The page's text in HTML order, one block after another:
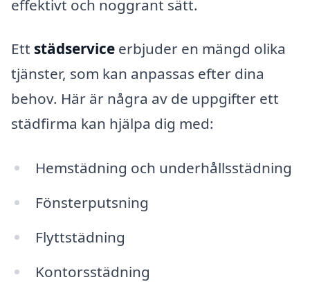
effektivt och noggrant sätt.
Ett städservice erbjuder en mängd olika
tjänster, som kan anpassas efter dina
behov. Här är några av de uppgifter ett
städfirma kan hjälpa dig med:
Hemstädning och underhållsstädning
Fönsterputsning
Flyttstädning
Kontorsstädning